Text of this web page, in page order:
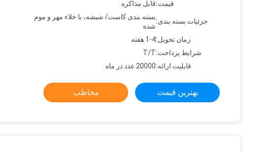
قیمت:قابل مذاکره
جزئیات بسته بندی:
بسته بندی کاست/ شیشه، با خلاء مهر و موم
شده
زمان تحویل:1-4 هفته
شرایط پرداخت:T/T
قابلیت ارائه:20000 عدد در ماه
بهترین قیمت مخاطب